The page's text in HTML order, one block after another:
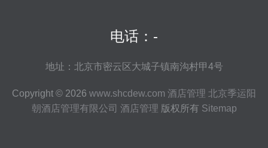
电话：-
地址：北京市密云区大城子镇南沟村甲4号
Copyright © 2026 www.shcdew.com 酒店管理 北京季运阳
朝酒店管理有限公司 酒店管理 版权所有 Sitemap